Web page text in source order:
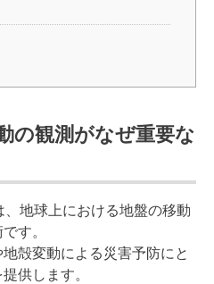
の観測がなぜ重要な
地球上における地盤の移動
す。
殻変動による災害予防にと
供します。